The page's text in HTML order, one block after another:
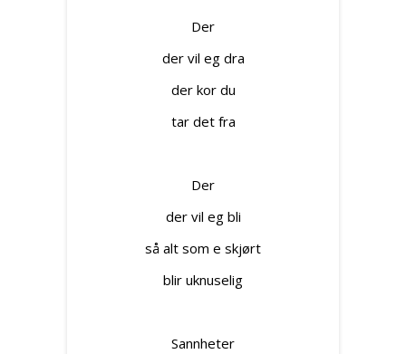
Der
der vil eg dra
der kor du
tar det fra
Der
der vil eg bli
så alt som e skjørt
blir uknuselig
Sannheter